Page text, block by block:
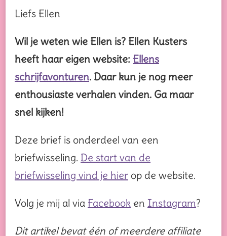
Liefs Ellen
Wil je weten wie Ellen is? Ellen Kusters
heeft haar eigen website: Ellens
schrijfavonturen. Daar kun je nog meer
enthousiaste verhalen vinden. Ga maar
snel kijken!
Deze brief is onderdeel van een
briefwisseling. De start van de
briefwisseling vind je hier op de website.
Volg je mij al via Facebook en Instagram?
Dit artikel bevat één of meerdere affiliate